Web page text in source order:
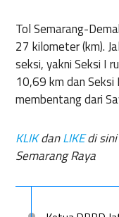
Tol Semarang-
27 kilometer (km).
seksi, yakni Seksi I
10,69 km dan
membentang dari
KLIKdanLIKEdi sini
Semarang Raya